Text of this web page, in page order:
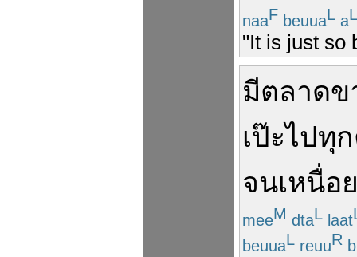
naaF beuuaL aL
"It is just so
มีตลาดข
เป๊ะไปทุก
จนเหนื่อ
meeM dtaL laat
beuuaL reuuR